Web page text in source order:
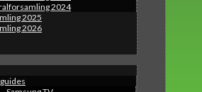
2024
2025
2026